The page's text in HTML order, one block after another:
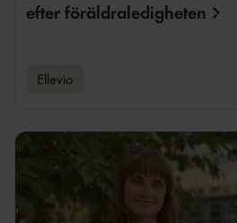
efter föräldraledigheten
Ellevio